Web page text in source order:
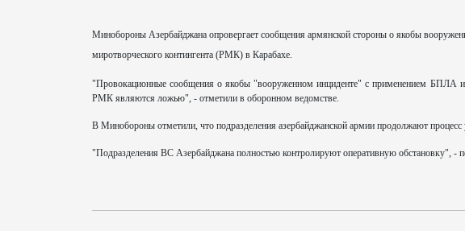
Минобороны Азербайджана опровергает сообщения армянской стороны о якобы
миротворческого контингента (РМК) в Карабахе.
"Провокационные сообщения о якобы "вооруженном инциденте" с применением БПЛА и
РМК являются ложью", - отметили в оборонном ведомстве.
В Минобороны отметили, что подразделения азербайджанской армии продолжают
"Подразделения ВС Азербайджана полностью контролируют оперативную обстановку", -